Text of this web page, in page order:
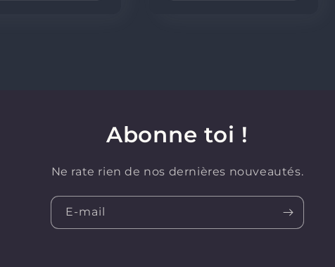
Abonne toi !
Ne rate rien de nos dernières nouveautés.
E-mail